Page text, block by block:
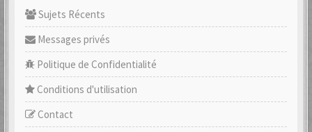
Sujets Récents
Messages privés
Politique de Confidentialité
Conditions d'utilisation
Contact